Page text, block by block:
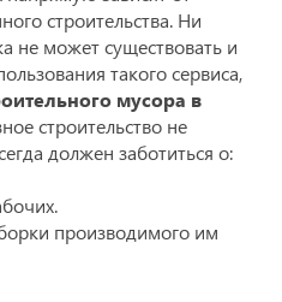
строительства. Ни
не может существовать и
такого сервиса,
мусора в
строительство не
должен заботиться о:
производимого им